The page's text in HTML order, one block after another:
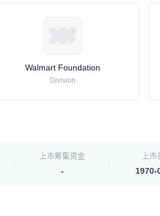
Walmart Foundation
Division
上市筹集资金
-
上市
1970-